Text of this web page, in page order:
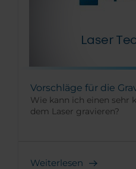
Vorschläge für die
Wie kann ich einen sehr
dem Laser gravieren?
Weiterlesen